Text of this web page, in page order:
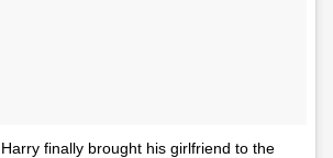
finally brought his girlfriend to the